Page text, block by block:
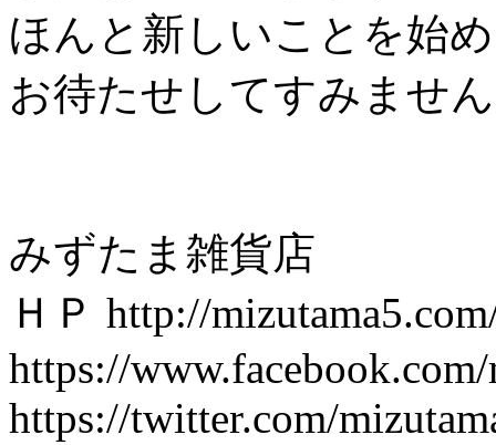
ほんと新しいことを始
お待たせしてすみませ
みずたま雑貨店
ＨＰ http://
https://
https://twitter.com/